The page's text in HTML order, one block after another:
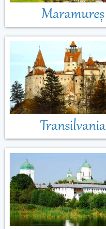
Maramureș
Transilvania